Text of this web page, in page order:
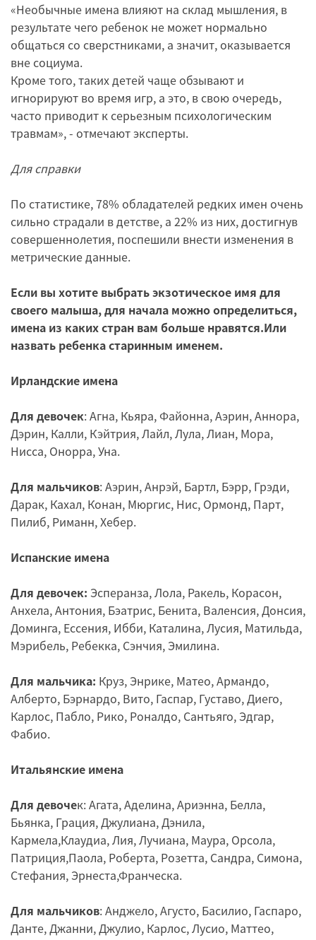
«Необычные имена влияют на склад мышления, в
результате чего ребенок не может нормально
общаться со сверстниками, а значит, оказывается
вне социума.
Кроме того, таких детей чаще обзывают и
игнорируют во время игр, а это, в свою очередь,
часто приводит к серьезным психологическим
травмам», - отмечают эксперты.
Для справки
По статистике, 78% обладателей редких имен очень
сильно страдали в детстве, а 22% из них, достигнув
совершеннолетия, поспешили внести изменения в
метрические данные.
Если вы хотите выбрать экзотическое имя для
своего малыша, для начала можно определиться,
имена из каких стран вам больше нравятся.Или
назвать ребенка старинным именем.
Ирландские имена
Для девочек: Агна, Кьяра, Файонна, Аэрин, Аннора,
Дэрин, Калли, Кэйтрия, Лайл, Лула, Лиан, Мора,
Нисса, Онорра, Уна.
Для мальчиков: Аэрин, Анрэй, Бартл, Бэрр, Грэди,
Дарак, Кахал, Конан, Мюргис, Нис, Ормонд, Парт,
Пилиб, Риманн, Хебер.
Испанские имена
Для девочек: Эсперанза, Лола, Ракель, Корасон,
Анхела, Антония, Бэатрис, Бенита, Валенсия, Донсия,
Доминга, Ессения, Ибби, Каталина, Лусия, Матильда,
Мэрибель, Ребекка, Сэнчия, Эмилина.
Для мальчика: Круз, Энрике, Матео, Армандо,
Алберто, Бэрнардо, Вито, Гаспар, Густаво, Диего,
Карлос, Пабло, Рико, Роналдо, Сантьяго, Эдгар,
Фабио.
Итальянские имена
Для девочек: Агата, Аделина, Ариэнна, Белла,
Бьянка, Грация, Джулиана, Дэнила,
Кармела,Клаудиа, Лия, Лучиана, Маура, Орсола,
Патриция,Паола, Роберта, Розетта, Сандра, Симона,
Стефания, Эрнеста,Франческа.
Для мальчиков: Анджело, Агусто, Басилио, Гаспаро,
Данте, Джанни, Джулио, Карлос, Лусио, Маттео,